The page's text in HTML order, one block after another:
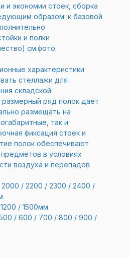
и экономии стоек, сборка
образом: к базовой
и полки
см.фото.
характеристики
стеллажи для
складской
ряд полок дает
размещать на
так и
фиксация стоек и
полок обеспечивают
в условиях
воздуха и перепадов
2000 / 2200 / 2300 / 2400 /
/ 1500мм
/ 600 / 700 / 800 / 900 /